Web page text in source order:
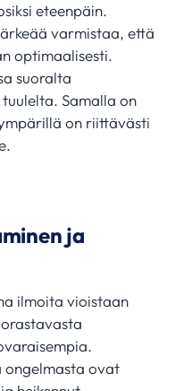
eteenpäin.
varmistaa, että
optimaalisesti.
suoralta
Samalla on
on riittävästi
ja
ilmoita vioistaan
ongelmasta ovat